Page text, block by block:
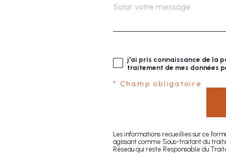
j'ai pris connaissance de la
traitement de mes données
* Champ obligatoire
Les informations recueillies sur ce
agissant comme Sous-traitant du
Réseau qui reste Responsable du